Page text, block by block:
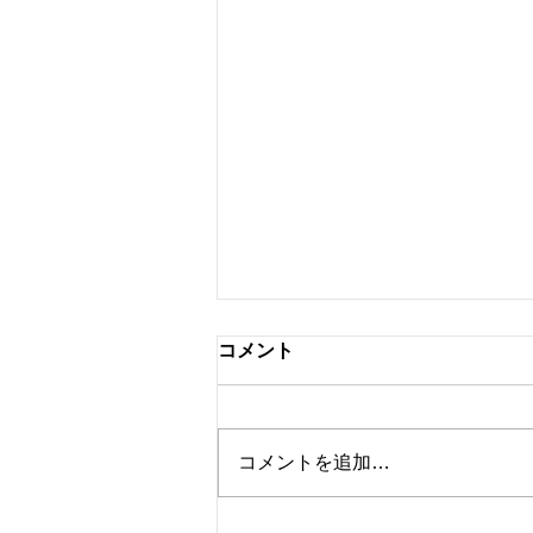
弘前で見た虹
コメント
コメントを追加…